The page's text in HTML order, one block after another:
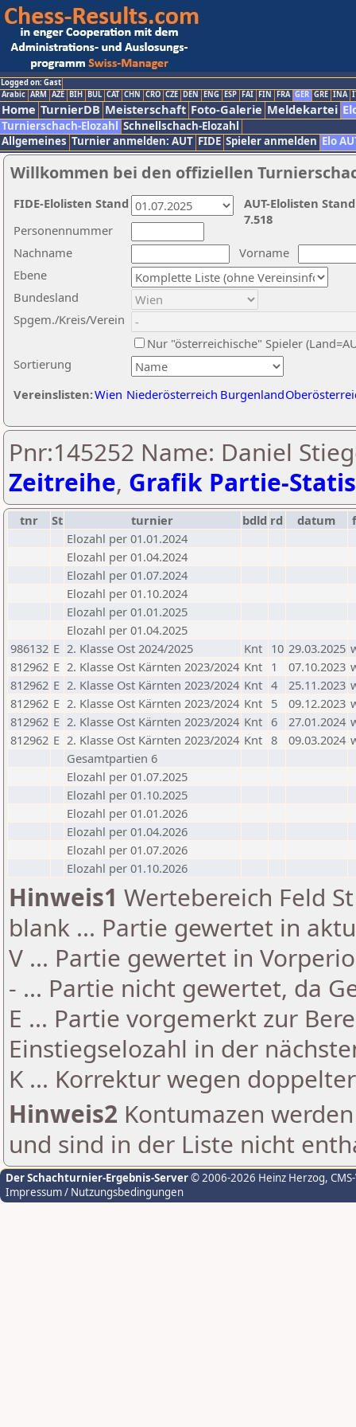
Logged on: Gast
Arabic ARM AZE BIH BUL CAT CHN CRO CZE DEN ENG ESP FAI FIN FRA GER GRE INA
Home TurnierDB Meisterschaft Foto-Galerie Meldekartei
Turnierschach-Elozahl Schnellschach-Elozahl
Allgemeines Turnier anmelden: AUT FIDE Spieler anmelden Elo
Willkommen bei den offiziellen
Nachname
Vorname
Ebene
Sortierung
Personennummer
Bundesland
Spgem./Kreis/Verein
Nur "österreichische" Spieler
Vereinslisten:Wien Niederösterreich Burgenland
AUT-Elolisten
7.518
FIDE-Elolisten Stand
Pnr:145252 Name: Daniel
Zeitreihe, Grafik Partie-
tnr St turnier bdld rd datum
Elozahl per 01.01.2024
Elozahl per 01.04.2024
Elozahl per 01.07.2024
Elozahl per 01.10.2024
Elozahl per 01.01.2025
Elozahl per 01.04.2025
986132 E 2. Klasse Ost 2024/2025 Knt 10 29.03.2025
812962 E 2. Klasse Ost Kärnten 2023/2024 Knt 1 07.10.2023
812962 E 2. Klasse Ost Kärnten 2023/2024 Knt 4 25.11.2023
812962 E 2. Klasse Ost Kärnten 2023/2024 Knt 5 09.12.2023
812962 E 2. Klasse Ost Kärnten 2023/2024 Knt 6 27.01.2024
812962 E 2. Klasse Ost Kärnten 2023/2024 Knt 8 09.03.2024
Gesamtpartien 6
Elozahl per 01.07.2025
Elozahl per 01.10.2025
Elozahl per 01.01.2026
Elozahl per 01.04.2026
Elozahl per 01.07.2026
Elozahl per 01.10.2026
Hinweis1 Wertebereich Feld
blank ... Partie gewertet in
V ... Partie gewertet in
- ... Partie nicht gewertet, da
E ... Partie vorgemerkt zur
Einstiegselozahl in der
K ... Korrektur wegen
Hinweis2 Kontumazen
und sind in der Liste nicht
Der Schachturnier-Ergebnis-Server© 2006-2026 Heinz Herzog,
Impressum / Nutzungsbedingungen